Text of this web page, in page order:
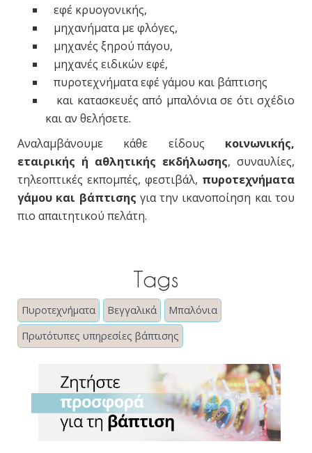
εφέ κρυογονικής,
μηχανήματα με φλόγες,
μηχανές ξηρού πάγου,
μηχανές ειδικών εφέ,
πυροτεχνήματα εφέ γάμου και βάπτισης
και κατασκευές από μπαλόνια σε ότι σχέδιο
και αν θελήσετε.
Αναλαμβάνουμε κάθε είδους κοινωνικής,
εταιρικής ή αθλητικής εκδήλωσης, συναυλίες,
τηλεοπτικές εκπομπές, φεστιβάλ, πυροτεχνήματα
γάμου και βάπτισης για την ικανοποίηση και του
πιο απαιτητικού πελάτη.
Tags
Πυροτεχνήματα Βεγγαλικά
Μπαλόνια
Πρωτότυπες υπηρεσίες βάπτισης